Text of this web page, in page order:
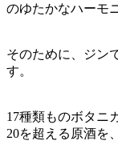
のゆたかなハーモ
そのために、ジン
す。
17種類ものボタニ
20を超える原酒を